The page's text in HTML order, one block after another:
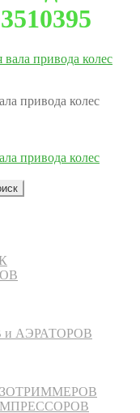
привода колес
привода колес
и АЭРАТОРОВ